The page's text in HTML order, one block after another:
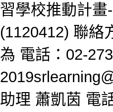
習學校推動計
(1120412) 聯絡
為 電話：02-
助理 蕭凱茵 電